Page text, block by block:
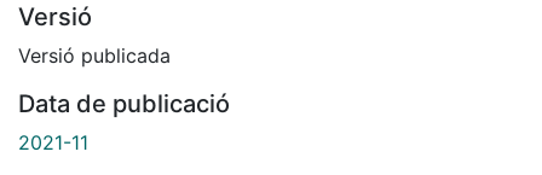
Versió
Versió publicada
Data de publicació
2021-11